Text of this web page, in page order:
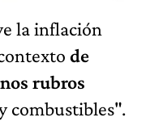
la inflación
de
rubros
combustibles".